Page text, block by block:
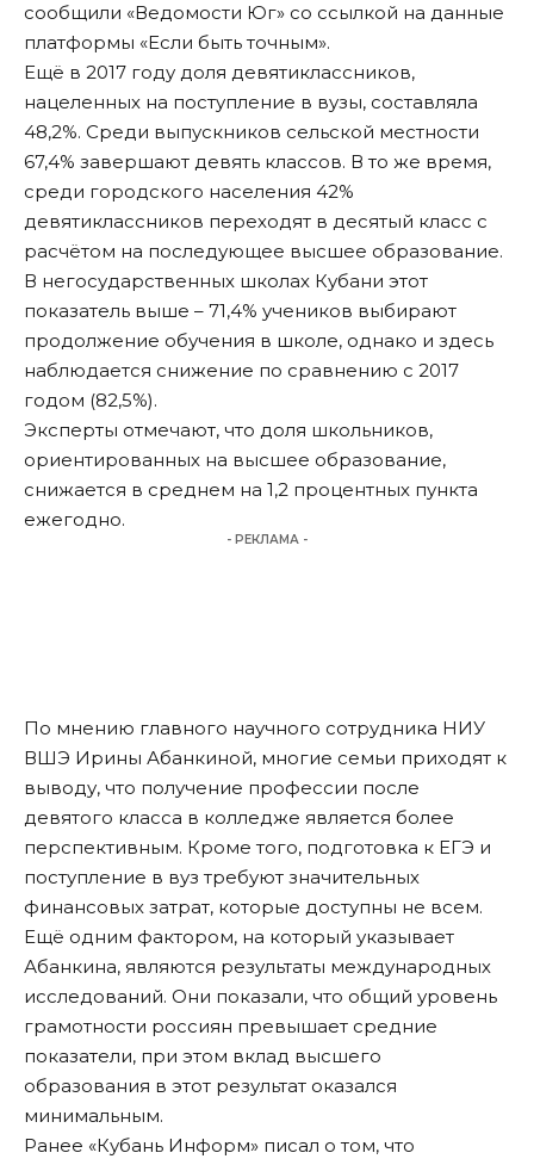
сообщили «Ведомости Юг» со ссылкой на данные
платформы «Если быть точным».
Ещё в 2017 году доля девятиклассников,
нацеленных на поступление в вузы, составляла
48,2%. Среди выпускников сельской местности
67,4% завершают девять классов. В то же время,
среди городского населения 42%
девятиклассников переходят в десятый класс с
расчётом на последующее высшее образование.
В негосударственных школах Кубани этот
показатель выше – 71,4% учеников выбирают
продолжение обучения в школе, однако и здесь
наблюдается снижение по сравнению с 2017
годом (82,5%).
Эксперты отмечают, что доля школьников,
ориентированных на высшее образование,
снижается в среднем на 1,2 процентных пункта
ежегодно.
- РЕКЛАМА -
По мнению главного научного сотрудника НИУ
ВШЭ Ирины Абанкиной, многие семьи приходят к
выводу, что получение профессии после
девятого класса в колледже является более
перспективным. Кроме того, подготовка к ЕГЭ и
поступление в вуз требуют значительных
финансовых затрат, которые доступны не всем.
Ещё одним фактором, на который указывает
Абанкина, являются результаты международных
исследований. Они показали, что общий уровень
грамотности россиян превышает средние
показатели, при этом вклад высшего
образования в этот результат оказался
минимальным.
Ранее «Кубань Информ» писал о том, что